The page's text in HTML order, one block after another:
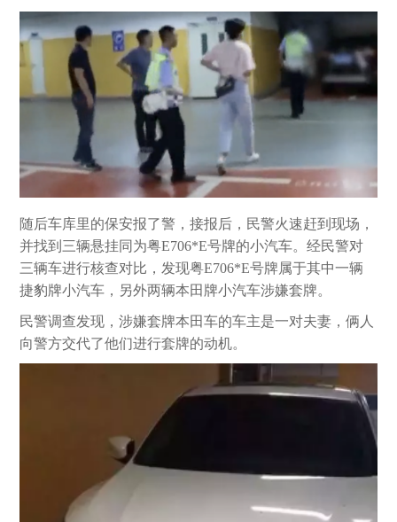
随后车库里的保安报了警，接报后，民警火速赶到现场，
并找到三辆悬挂同为粤E706*E号牌的小汽车。经民警对
三辆车进行核查对比，发现粤E706*E号牌属于其中一辆
捷豹牌小汽车，另外两辆本田牌小汽车涉嫌套牌。
民警调查发现，涉嫌套牌本田车的车主是一对夫妻，俩人
向警方交代了他们进行套牌的动机。